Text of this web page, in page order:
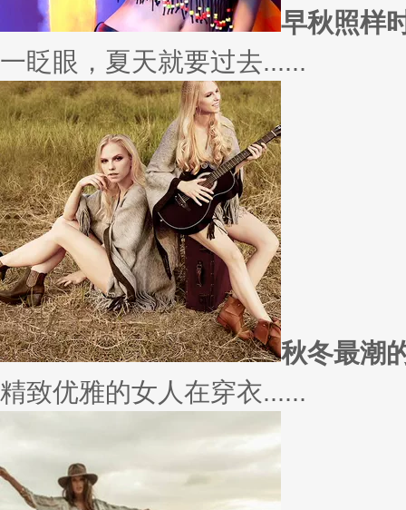
因为经常迁就他人，所以不断委
实......